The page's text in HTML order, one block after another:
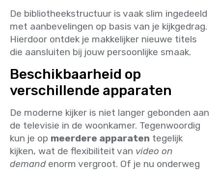
De bibliotheekstructuur is vaak slim ingedeeld
met aanbevelingen op basis van je kijkgedrag.
Hierdoor ontdek je makkelijker nieuwe titels
die aansluiten bij jouw persoonlijke smaak.
Beschikbaarheid op
verschillende apparaten
De moderne kijker is niet langer gebonden aan
de televisie in de woonkamer. Tegenwoordig
kun je op meerdere apparaten tegelijk
kijken, wat de flexibiliteit van video on
demandenorm vergroot. Of je nu onderweg